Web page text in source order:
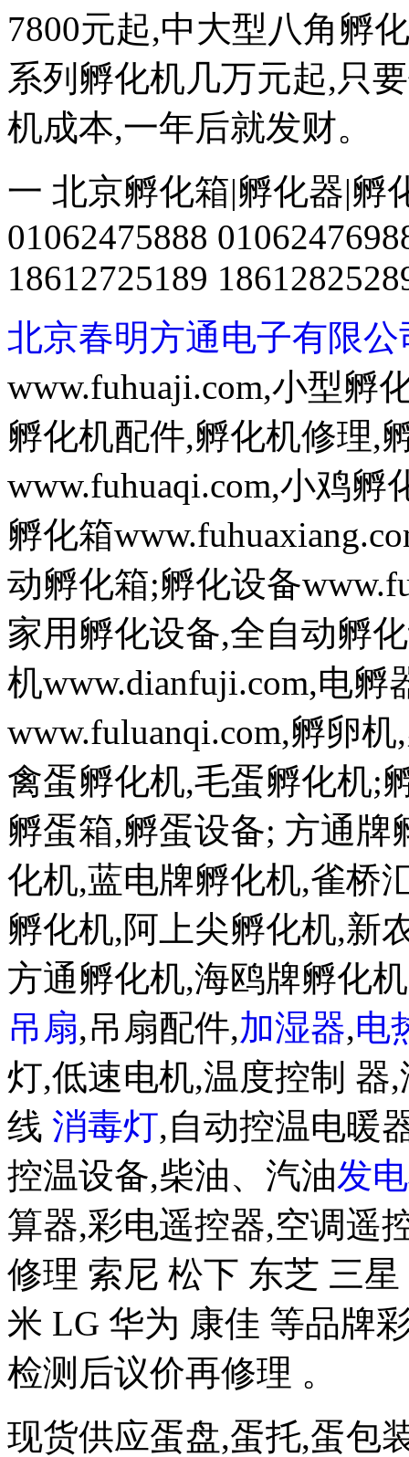
7800元起,中大型八角孵
系列孵化机几万元起,只
机成本,一年后就发财。
一 北京孵化箱|孵化器|孵
01062475888
18612725189
北京春明方通电子有限公
www.fuhuaji.com,小型孵
孵化机配件,孵化机修理,
www.fuhuaqi.com,小鸡
孵化箱
动孵化箱;孵化设备
家用孵化设备,全自动孵
机www.dianfuji.com,电
www.fuluanqi.com,孵卵
禽蛋孵化机,毛蛋孵化机;
孵蛋箱,孵蛋设备; 方通
化机,蓝电牌孵化机,雀桥
孵化机,阿上尖孵化机,新
方通孵化机,海鸥牌孵化
吊扇,吊扇配件,加湿器,电
灯,低速电机,温度控制 器
线 消毒灯,自动控温电暖
控温设备,柴油、汽油发
算器,彩电遥控器,空调遥
修理 索尼 松下 东芝 三
米 LG 华为 康佳 等品牌
检测后议价再修理 。
现货供应蛋盘,蛋托,蛋包